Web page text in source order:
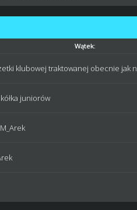
Wątek:
klubowej traktowanej obecnie jak
juniorów